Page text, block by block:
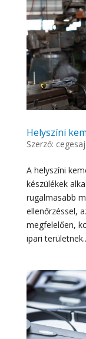
Helyszíni
Szerző:
A helyszíni
készülékek
rugalmasabb
ellenőrzéssel,
megfelelően,
ipari